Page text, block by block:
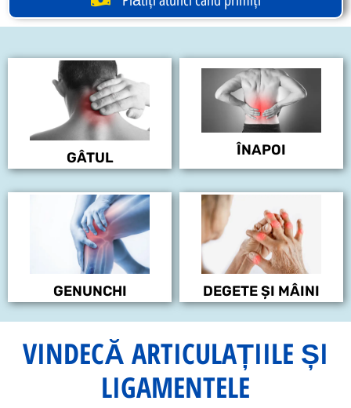
GÂTUL ÎNAPOI
GENUNCHI DEGETE ȘI MÂINI
VINDECĂ ARTICULAȚIILE ȘI
LIGAMENTELE